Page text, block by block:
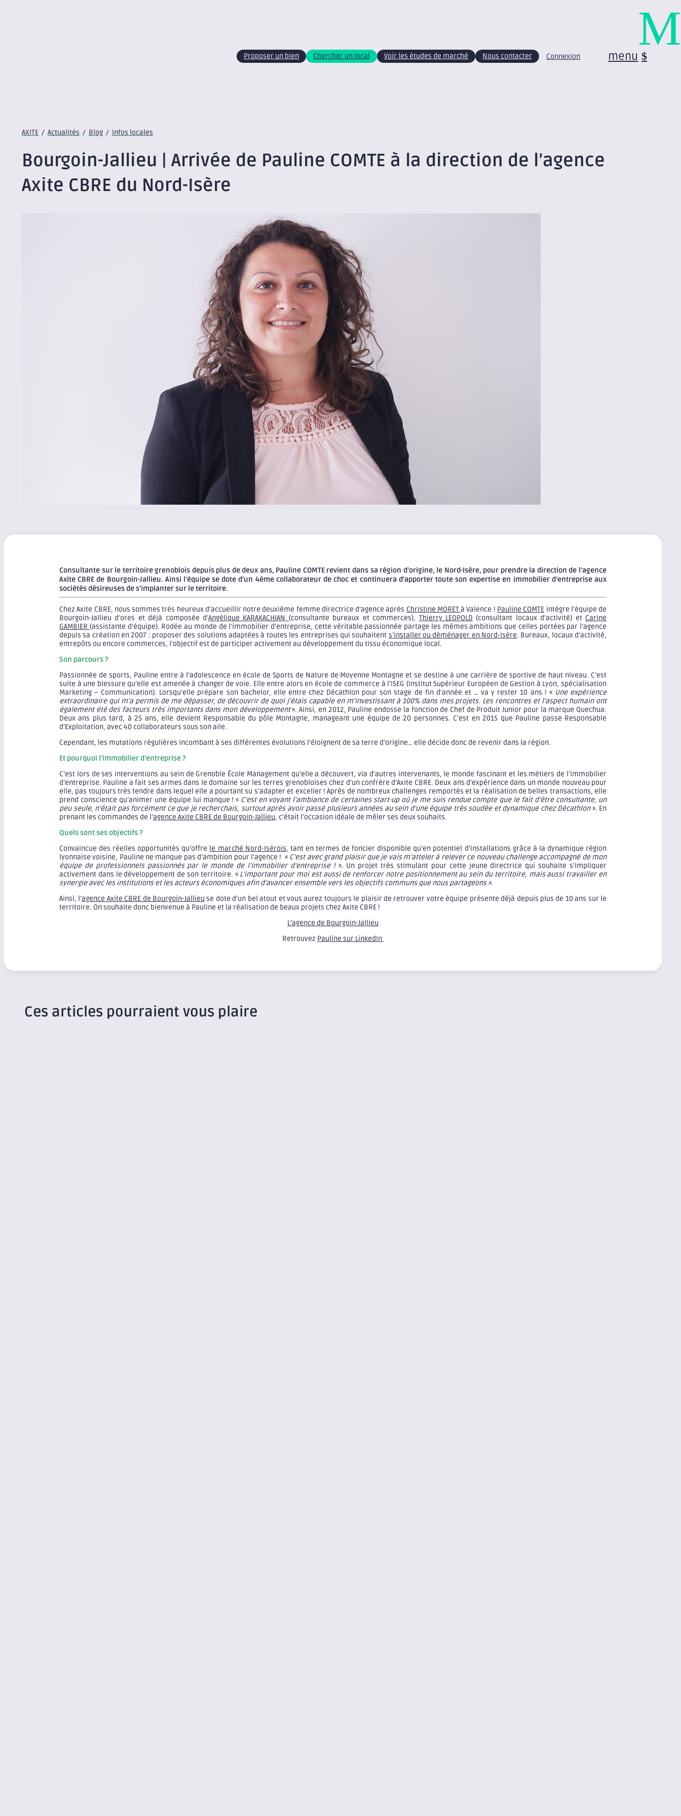
Proposer un bien Chercher un local Voir les études de marché Nous contacter Connexion menu
AXITE / Actualités / Blog / Infos locales
Bourgoin-Jallieu | Arrivée de Pauline COMTE à la direction de l’agence
Axite CBRE du Nord-Isère
Consultante sur le territoire grenoblois depuis plus de deux ans, Pauline COMTE revient dans sa région d’origine, le Nord-Isère, pour prendre la direction de l’agence
Axite CBRE de Bourgoin-Jallieu. Ainsi l’équipe se dote d’un 4ème collaborateur de choc et continuera d’apporter toute son expertise en immobilier d’entreprise aux
sociétés désireuses de s’implanter sur le territoire.
Chez Axite CBRE, nous sommes très heureux d’accueillir notre deuxième femme directrice d’agence après Christine MORETà Valence ! Pauline COMTE intègre l’équipe de
Bourgoin-Jallieu d’ores et déjà composée d’Angélique KARAKACHIAN (consultante bureaux et commerces), Thierry LEOPOLD (consultant locaux d’activité) et Carine
GAMBIER (assistante d’équipe). Rodée au monde de l’immobilier d’entreprise, cette véritable passionnée partage les mêmes ambitions que celles portées par l’agence
depuis sa création en 2007 : proposer des solutions adaptées à toutes les entreprises qui souhaitent s’installer ou déménager en Nord-Isère. Bureaux, locaux d’activité,
entrepôts ou encore commerces, l’objectif est de participer activement au développement du tissu économique local.
Son parcours ?
Passionnée de sports, Pauline entre à l’adolescence en école de Sports de Nature de Moyenne Montagne et se destine à une carrière de sportive de haut niveau. C’est
suite à une blessure qu’elle est amenée à changer de voie. Elle entre alors en école de commerce à l’ISEG (Institut Supérieur Européen de Gestion à Lyon, spécialisation
Marketing – Communication). Lorsqu’elle prépare son bachelor, elle entre chez Décathlon pour son stage de fin d’année et … va y rester 10 ans ! « Une expérience
extraordinaire qui m’a permis de me dépasser, de découvrir de quoi j’étais capable en m’investissant à 100% dans mes projets. Les rencontres et l’aspect humain ont
également été des facteurs très importants dans mon développement». Ainsi, en 2012, Pauline endosse la fonction de Chef de Produit Junior pour la marque Quechua.
Deux ans plus tard, à 25 ans, elle devient Responsable du pôle Montagne, manageant une équipe de 20 personnes. C’est en 2015 que Pauline passe Responsable
d’Exploitation, avec 40 collaborateurs sous son aile.
Cependant, les mutations régulières incombant à ses différentes évolutions l’éloignent de sa terre d’origine… elle décide donc de revenir dans la région.
Et pourquoi l’immobilier d’entreprise ?
C’est lors de ses interventions au sein de Grenoble École Management qu’elle a découvert, via d’autres intervenants, le monde fascinant et les métiers de l’immobilier
d’entreprise. Pauline a fait ses armes dans le domaine sur les terres grenobloises chez d’un confrère d’Axite CBRE. Deux ans d’expérience dans un monde nouveau pour
elle, pas toujours très tendre dans lequel elle a pourtant su s’adapter et exceller ! Après de nombreux challenges remportés et la réalisation de belles transactions, elle
prend conscience qu’animer une équipe lui manque ! « C’est en voyant l’ambiance de certaines start-up où je me suis rendue compte que le fait d’être consultante, un
peu seule, n’était pas forcément ce que je recherchais, surtout après avoir passé plusieurs années au sein d’une équipe très soudée et dynamique chez Décathlon». En
prenant les commandes de l’agence Axite CBRE de Bourgoin-Jallieu, c’était l’occasion idéale de mêler ses deux souhaits.
Quels sont ses objectifs ?
Convaincue des réelles opportunités qu’offre le marché Nord-Isérois, tant en termes de foncier disponible qu’en potentiel d’installations grâce à la dynamique région
lyonnaise voisine, Pauline ne manque pas d’ambition pour l’agence ! « C’est avec grand plaisir que je vais m’atteler à relever ce nouveau challenge accompagné de mon
équipe de professionnels passionnés par le monde de l’immobilier d’entreprise !». Un projet très stimulant pour cette jeune directrice qui souhaite s’impliquer
activement dans le développement de son territoire. « L’important pour moi est aussi de renforcer notre positionnement au sein du territoire, mais aussi travailler en
synergie avec les institutions et les acteurs économiques afin d’avancer ensemble vers les objectifs communs que nous partageons ».
Ainsi, l’agence Axite CBRE de Bourgoin-Jallieu se dote d’un bel atout et vous aurez toujours le plaisir de retrouver votre équipe présente déjà depuis plus de 10 ans sur le
territoire. On souhaite donc bienvenue à Pauline et la réalisation de beaux projets chez Axite CBRE !
L’agence de Bourgoin-Jallieu
Retrouvez Pauline sur LinkedIn
Ces articles pourraient vous plaire
M